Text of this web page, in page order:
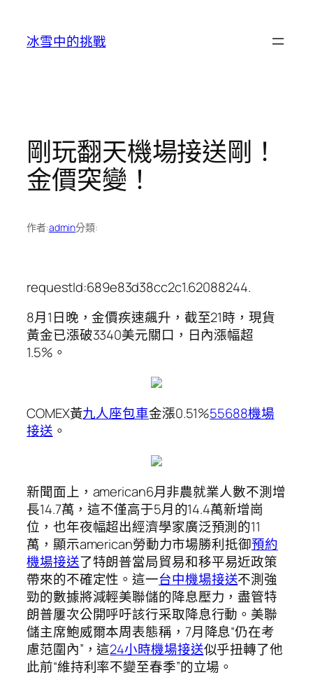
冰雪中的挑戰
剛玩翻天機場接送剛！
金價突變！
作者:admin分類:
requestId:689e83d38cc2c1.62088244.
8月1日晚，金價疾速飆升，截至21時，現貨
黃金已漲破3340美元關口，日內漲幅超
1.5%。
COMEX黃九人座包車金漲0.51%55688機場
接送 。
新聞面上，american6月非農就業人數不測增
長14.7萬，這不僅高于5月的14.4萬新增崗
位，也年夜幅超出經濟學家廣泛預測的11
萬，顯示american勞動力市場勝利抵御預約
機場接送了特朗普當局貿易和移平易近政策
帶來的不確定性。這一台中機場接送不測強
勁的數據將減輕美聯儲的降息壓力，盡管特
朗普屢次公開呼吁該行采取降息行動。美聯
儲主席鮑威爾本周表態稱，7月降息“仍在考
慮范圍內”，這24小時機場接送似乎扭轉了他
此前“維持利率不變至春季”的立場。